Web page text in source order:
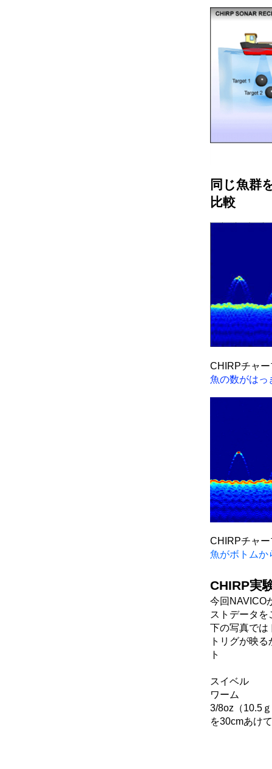
同じ魚群
比較
CHIRPチャー
魚の数がはっ
CHIRPチャー
魚がボトムか
CHIRP実
今回NAVICO
ストデータを
下の写真では
トリグが映
ト
スイベル
ワーム
3/8oz（10.5
を30cmあけ